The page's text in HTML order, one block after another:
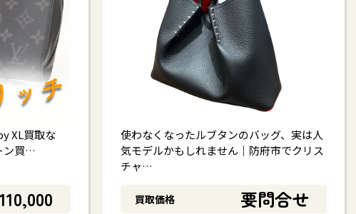
XL買取な
ン買…
110,000
使わなくなったルブタンのバッグ、実は人
気モデルかもしれません｜防府市でクリス
チャ…
買取価格 要問合せ